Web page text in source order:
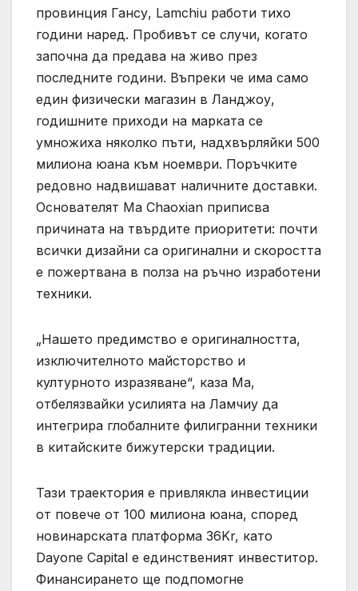
провинция Гансу, Lamchiu работи тихо
години наред. Пробивът се случи, когато
започна да предава на живо през
последните години. Въпреки че има само
един физически магазин в Ланджоу,
годишните приходи на марката се
умножиха няколко пъти, надхвърляйки 500
милиона юана към ноември. Поръчките
редовно надвишават наличните доставки.
Основателят Ma Chaoxian приписва
причината на твърдите приоритети: почти
всички дизайни са оригинални и скоростта
е пожертвана в полза на ръчно изработени
техники.
„Нашето предимство е оригиналността,
изключителното майсторство и
културното изразяване“, каза Ма,
отбелязвайки усилията на Ламчиу да
интегрира глобалните филигранни техники
в китайските бижутерски традиции.
Тази траектория е привлякла инвестиции
от повече от 100 милиона юана, според
новинарската платформа 36Kr, като
Dayone Capital е единственият инвеститор.
Финансирането ще подпомогне